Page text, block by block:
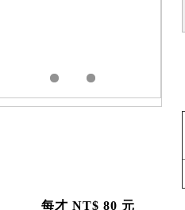
每才 NT$ 80 元